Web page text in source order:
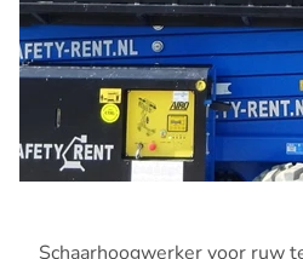
Schaarhoogwerker voor ruw